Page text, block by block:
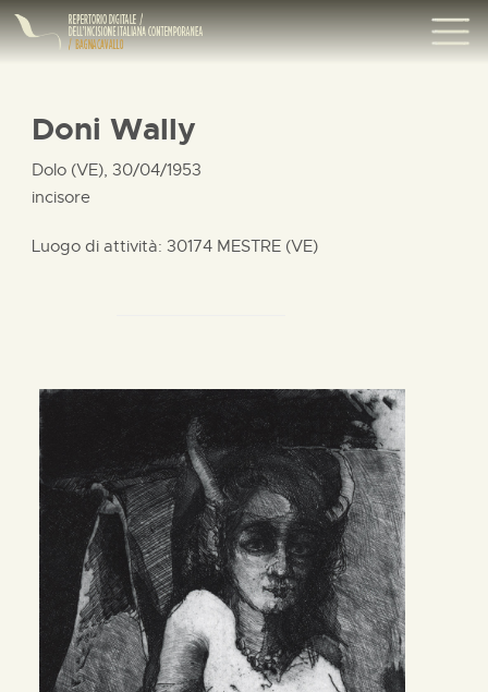
Doni Wally
Dolo (VE), 30/04/1953
incisore
Luogo di attività: 30174 MESTRE (VE)